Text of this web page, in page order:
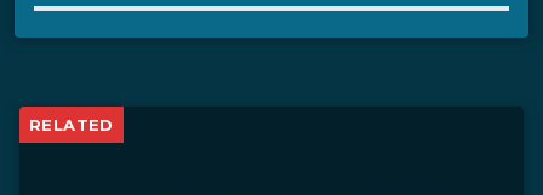
RELATED